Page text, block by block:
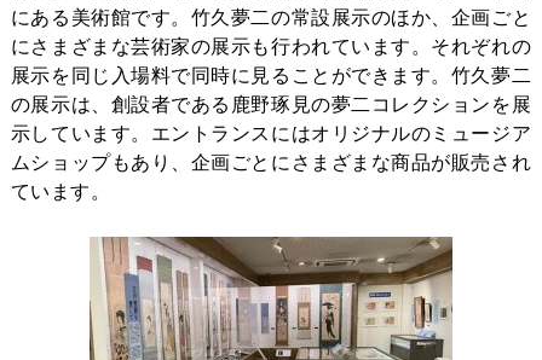
にある美術館です。竹久夢二の常設展示のほか、企画ごと
にさまざまな芸術家の展示も行われています。それぞれの
展示を同じ入場料で同時に見ることができます。竹久夢二
の展示は、創設者である鹿野琢見の夢二コレクションを展
示しています。エントランスにはオリジナルのミュージア
ムショップもあり、企画ごとにさまざまな商品が販売され
ています。